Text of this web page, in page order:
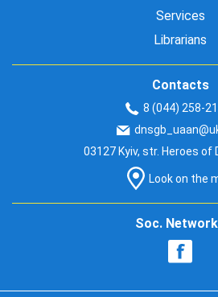
Services
Librarians
Contacts
8 (044) 258-
03127 Kyiv, str. Heroes of
Look on the
Soc.